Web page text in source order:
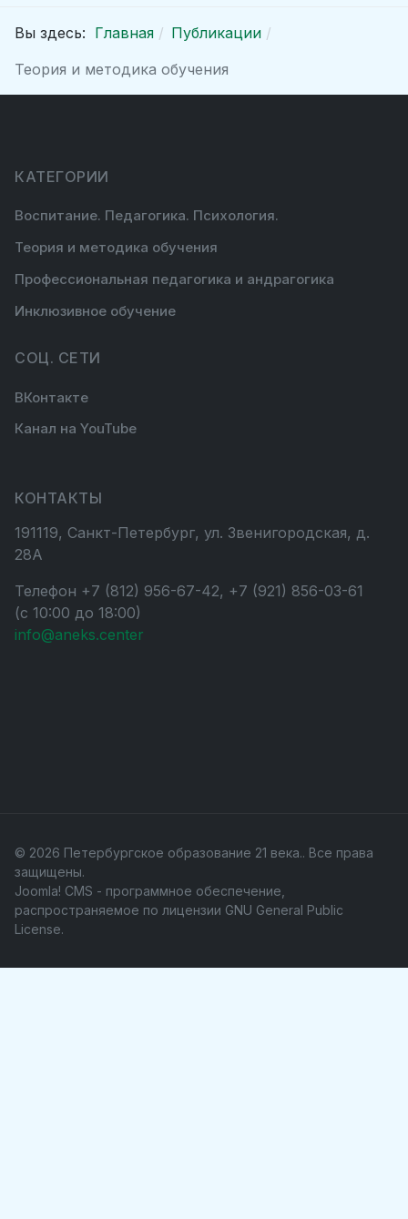
Вы здесь: Главная
Публикации
Теория и методика обучения
КАТЕГОРИИ
Воспитание. Педагогика. Психология.
Теория и методика обучения
Профессиональная педагогика и андрагогика
Инклюзивное обучение
СОЦ. СЕТИ
ВКонтакте
Канал на YouTube
КОНТАКТЫ
191119, Санкт-Петербург, ул. Звенигородская, д.
28А
Телефон +7 (812) 956-67-42, +7 (921) 856-03-61
(с 10:00 до 18:00)
info@aneks.center
© 2026 Петербургское образование 21 века.. Все права
защищены.
Joomla! CMS - программное обеспечение,
распространяемое по лицензии GNU General Public
License.